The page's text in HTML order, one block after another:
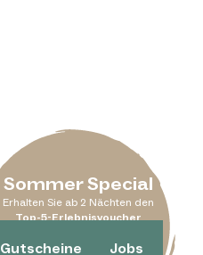
Sommer Special
Erhalten Sie ab 2 Nächten den
Top-5-Erlebnisvoucher
Gutscheine Jobs